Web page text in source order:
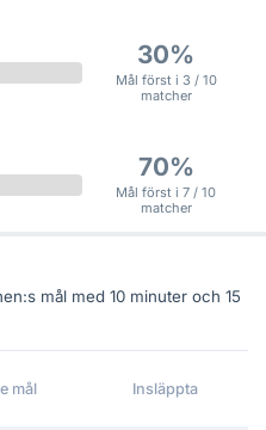
30%
Mål först i 3 / 10
matcher
70%
Mål först i 7 / 10
matcher
mål med 10 minuter och 15
mål Insläppta